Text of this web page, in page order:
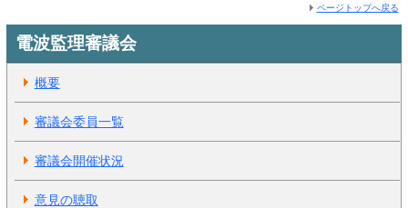
ページトップへ戻る
電波監理審議会
概要
審議会委員一覧
審議会開催状況
意見の聴取